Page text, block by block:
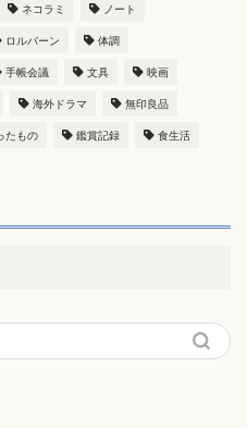
ネコラミ ノート
ロルバーン 体調
手帳会議 文具 映画
海外ドラマ 無印良品
たもの 鑑賞記録 食生活